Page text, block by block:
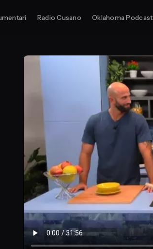
Radio Cusano Oklahoma Podcast